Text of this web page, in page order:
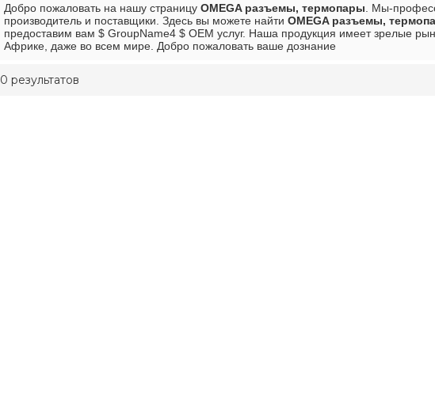
Добро пожаловать на нашу страницу OMEGA разъемы, термопары . Мы-
производитель и поставщики. Здесь вы можете найти OMEGA разъемы,
предоставим вам $ GroupName4 $ OEM услуг. Наша продукция имеет зрелые
Африке, даже во всем мире. Добро пожаловать ваше дознание
0 результатов